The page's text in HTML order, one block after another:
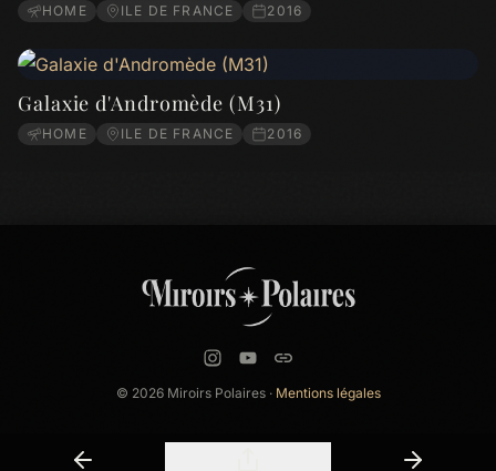
HOME ILE DE FRANCE 2016
Galaxie d'Andromède (M31)
HOME ILE DE FRANCE 2016
© 2026 Miroirs Polaires · Mentions légales